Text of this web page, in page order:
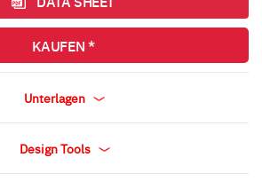
KAUFEN *
Unterlagen
Design Tools